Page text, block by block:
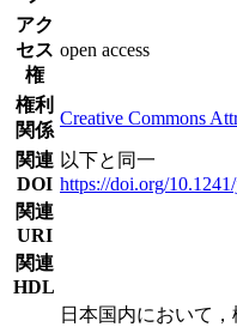
アク
セス
権
open access
権利
関係
Creative Commons
関連
DOI
以下と同一
https://doi.org/
関連
URI
関連
HDL
日本国内において